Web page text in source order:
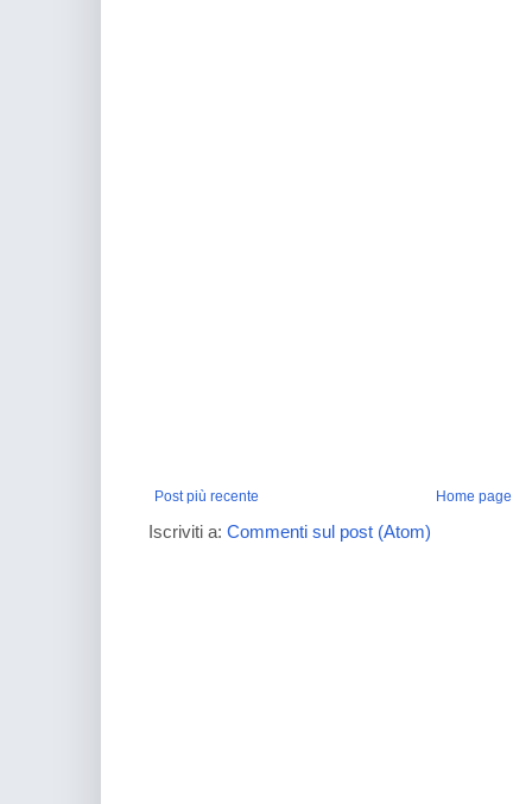
Post più recente Home page
Iscriviti a: Commenti sul post (Atom)